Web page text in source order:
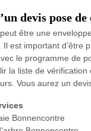
devis pose
être une
Il est important d’être
le programme de
la liste de
Vous aurez un
Bonnencontre